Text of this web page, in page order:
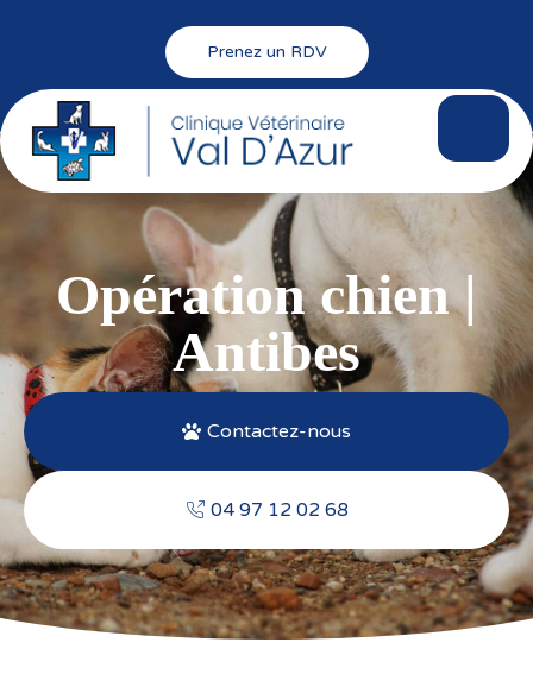
Prenez un RDV
Opération chien |
Antibes
Contactez-nous
04 97 12 02 68